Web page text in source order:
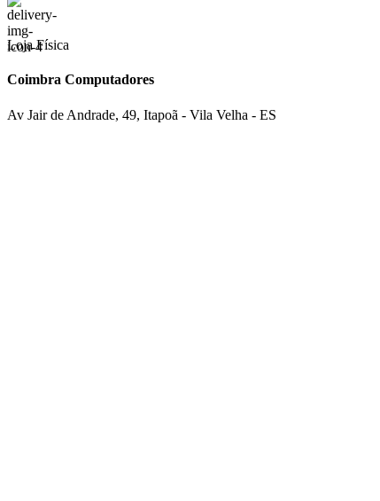
Loja Física
Coimbra Computadores
Av Jair de Andrade, 49, Itapoã - Vila Velha - ES